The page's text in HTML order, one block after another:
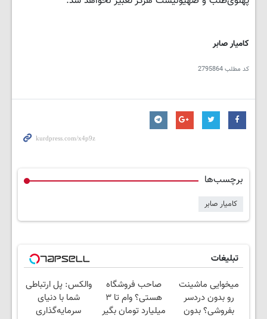
کامیار صابر
کد مطلب2795864
برچسب‌ها
کامیار صابر
تبلیغات
میخوایی ماشینت
رو بدون دردسر
بفروشی؟ بدون
صاحب فروشگاه
هستی؟ وام تا ۳
میلیارد تومان بگیر
والکس: پل ارتباطی
شما با دنیای
سرمایه‌گذاری